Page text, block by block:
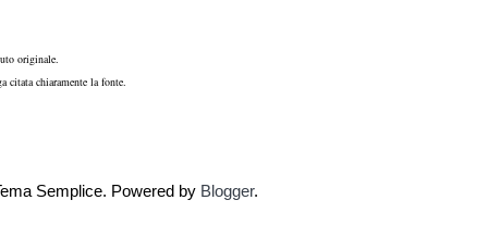
originale.
citata chiaramente la fonte.
Semplice. Powered by Blogger.